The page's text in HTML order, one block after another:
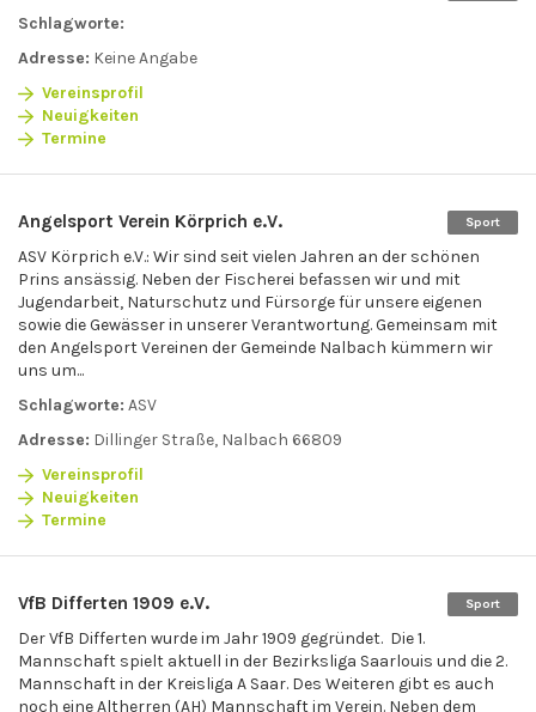
Schlagworte:
Adresse: Keine Angabe
Vereinsprofil
Neuigkeiten
Termine
Sport
Angelsport Verein Körprich e.V.
ASV Körprich e.V.: Wir sind seit vielen Jahren an der schönen
Prins ansässig. Neben der Fischerei befassen wir und mit
Jugendarbeit, Naturschutz und Fürsorge für unsere eigenen
sowie die Gewässer in unserer Verantwortung. Gemeinsam mit
den Angelsport Vereinen der Gemeinde Nalbach kümmern wir
uns um...
Schlagworte: ASV
Adresse: Dillinger Straße, Nalbach 66809
Vereinsprofil
Neuigkeiten
Termine
Sport
VfB Differten 1909 e.V.
Der VfB Differten wurde im Jahr 1909 gegründet. Die 1.
Mannschaft spielt aktuell in der Bezirksliga Saarlouis und die 2.
Mannschaft in der Kreisliga A Saar. Des Weiteren gibt es auch
noch eine Altherren (AH) Mannschaft im Verein. Neben dem